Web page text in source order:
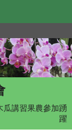
瓜講習果農參加踴
躍